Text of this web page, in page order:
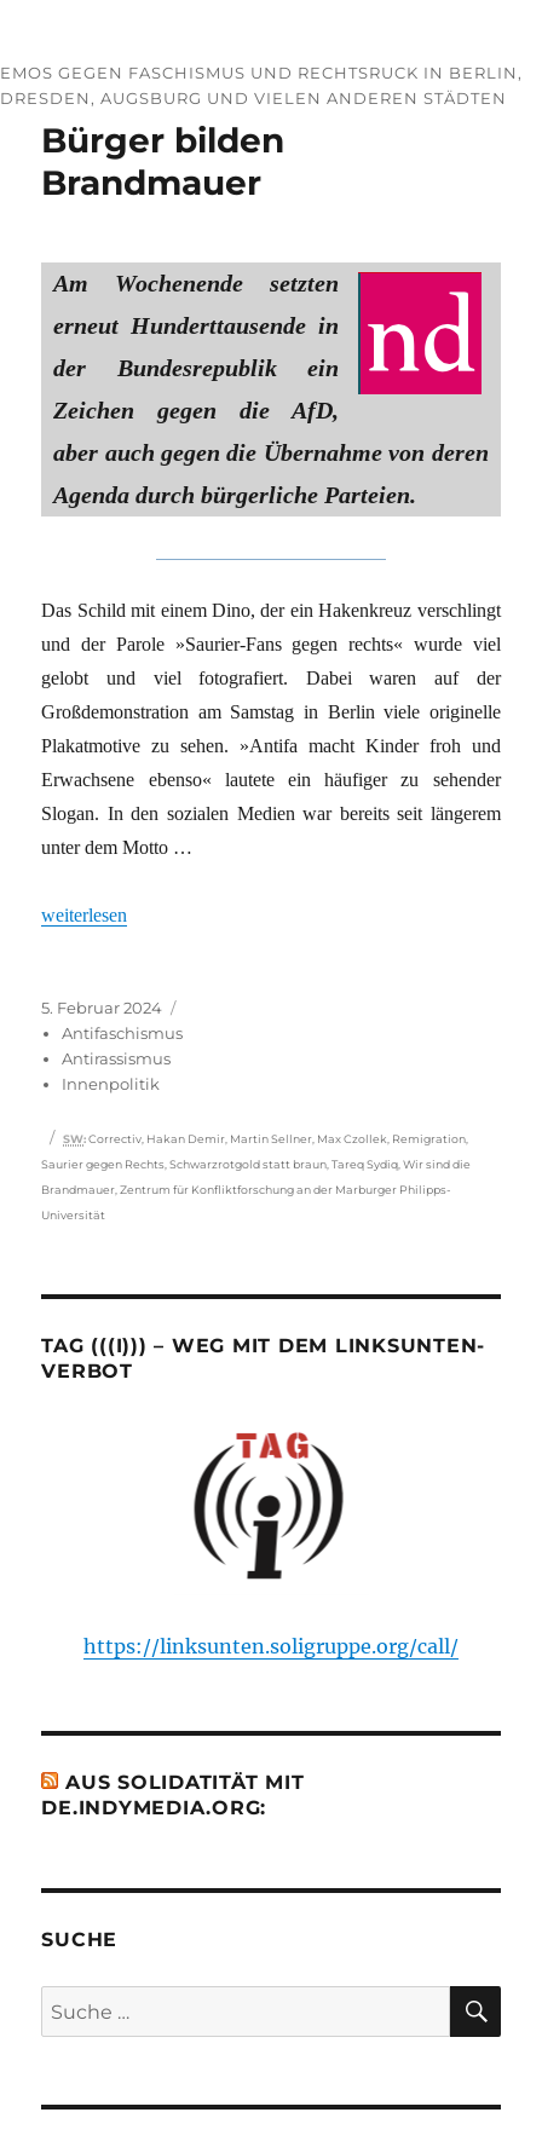
EMOS GEGEN FASCHISMUS UND RECHTSRUCK IN BERLIN,
DRESDEN, AUGSBURG UND VIELEN ANDEREN STÄDTEN
Bürger bilden
Brandmauer
Am Wochenende setzten
erneut Hunderttausende in
der Bundesrepublik ein
Zeichen gegen die AfD,
aber auch gegen die Übernahme von deren
Agenda durch bürgerliche Parteien.
Das Schild mit einem Dino, der ein Hakenkreuz verschlingt
und der Parole »Saurier-Fans gegen rechts« wurde viel
gelobt und viel fotografiert. Dabei waren auf der
Großdemonstration am Samstag in Berlin viele originelle
Plakatmotive zu sehen. »Antifa macht Kinder froh und
Erwachsene ebenso« lautete ein häufiger zu sehender
Slogan. In den sozialen Medien war bereits seit längerem
unter dem Motto …
„Bürger bilden Brandmauer“
weiterlesen
Veröffentlicht
am
5. Februar 2024
Antifaschismus
Antirassismus
Innenpolitik
Schlagwörter
SW: Correctiv Hakan Demir Martin Sellner Max Czollek Remigration
Saurier gegen Rechts ,Schwarzrotgold statt braun ,Tareq Sydiq ,Wir sind die
Brandmauer ,Zentrum für Konfliktforschung an der Marburger Philipps-
Universität
TAG (((I))) – WEG MIT DEM LINKSUNTEN-
VERBOT
https://linksunten.soligruppe.org/call/
AUS SOLIDATITÄT MIT
DE.INDYMEDIA.ORG:
SUCHE
Suche
nach: